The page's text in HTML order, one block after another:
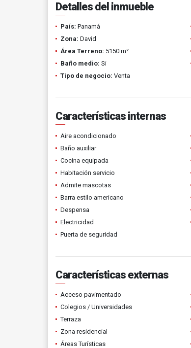
Detalles del inmueble
País: Panamá
Zona: David
Área Terreno: 5150 m²
Baño medio: Si
Tipo de negocio: Venta
Características internas
Aire acondicionado
Baño auxiliar
Cocina equipada
Habitación servicio
Admite mascotas
Barra estilo americano
Despensa
Electricidad
Puerta de seguridad
Características externas
Acceso pavimentado
Colegios / Universidades
Terraza
Zona residencial
Áreas Turísticas